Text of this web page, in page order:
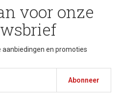
voor onze
en promoties
Abonneer